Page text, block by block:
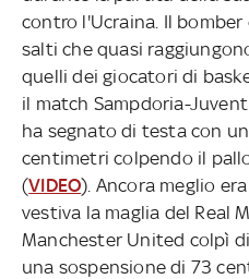
contro l'Ucraina. Il
salti che quasi
quelli dei giocatori di
il match Sampdoria-
ha segnato di testa con
centimetri colpendo il
(VIDEO). Ancora meglio
vestiva la maglia del Real
Manchester United colpì
una sospensione di 73